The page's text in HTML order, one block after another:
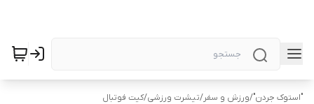
"استوک جردن"/ورزش و سفر/تیشرت ورزشی/کیت فوتبال